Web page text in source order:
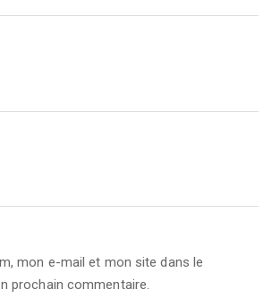
mon e-mail et mon site dans le
prochain commentaire.